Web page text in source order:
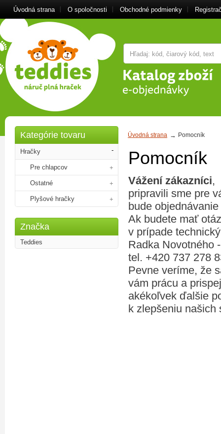
Úvodná strana O spoločnosti Obchodné podmienky
Úvodná strana Pomocník
Pomocník
Vážení zákazníci,
pripravili sme pre
bude
Ak budete mať
v prípade
Radka Novotného
tel. +420 737 278
Pevne veríme, že
vám prácu a
akékoľvek ďalšie
k zlepšeniu našich
Kategórie tovaru
Hračky
Pre chlapcov
Ostatné
Plyšové hračky
Značka
Teddies